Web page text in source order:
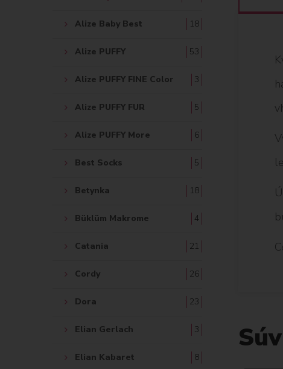
Alize Baby Best 18
Alize PUFFY 53
Alize PUFFY FINE Color 3
Alize PUFFY FUR 5
Alize PUFFY More 6
Best Socks 5
Betynka 18
Büklüm Makrome 4
Catania 21
Cordy 26
Dora 23
Elian Gerlach 3
Elian Kabaret 8